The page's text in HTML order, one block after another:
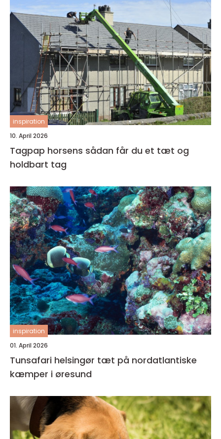
inspiration
10. April 2026
Tagpap horsens sådan får du et tæt og
holdbart tag
inspiration
01. April 2026
Tunsafari helsingør tæt på nordatlantiske
kæmper i øresund